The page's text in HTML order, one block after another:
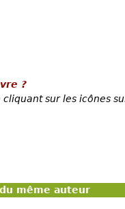
?
sur les icônes
même auteur